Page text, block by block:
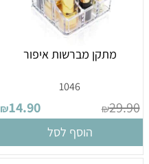
מתקן מברשות איפור
1046
₪29.90
₪14.90
הוסף לסל